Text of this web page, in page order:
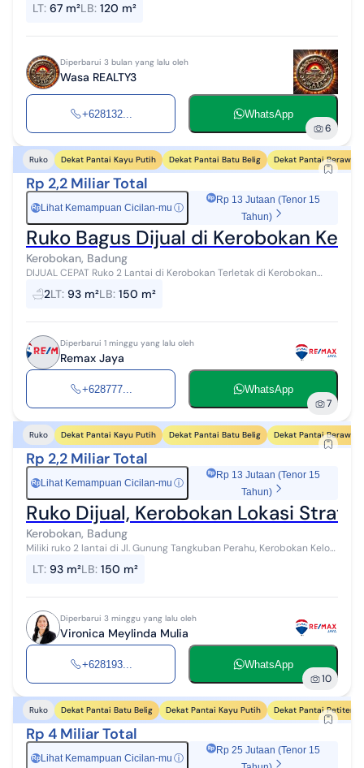
tanah 67M² Luas bangunan 120M�...
LT: 67 m²LB: 120 m²
Diperbarui 3 bulan yang lalu oleh
Wasa REALTY3
+628132... WhatsApp
6
Ruko Dekat Pantai Kayu Putih Dekat Pantai Batu Belig Dekat Pantai Berawa
Rp 2,2 Miliar Total
Rp Lihat Kemampuan Cicilan-mu ⓘ
Rp 13 Jutaan (Tenor 15
Tahun)
Ruko Bagus Dijual di Kerobokan
Kerobokan, Badung
DIJUAL CEPAT Ruko 2 Lantai di Kerobokan Terletak di Kerobokan
Kelod, Kecamatan Kuta Utara, Kabupaten Badung. Spesifikasi Luas
Tanah: 93 m² Luas...
2LT: 93 m²LB: 150 m²
Diperbarui 1 minggu yang lalu oleh
Remax Jaya
+628777... WhatsApp
7
Ruko Dekat Pantai Kayu Putih Dekat Pantai Batu Belig Dekat Pantai Berawa
Rp 2,2 Miliar Total
Rp Lihat Kemampuan Cicilan-mu ⓘ
Rp 13 Jutaan (Tenor 15
Tahun)
Ruko Dijual, Kerobokan Lokasi
Kerobokan, Badung
Miliki ruko 2 lantai di Jl. Gunung Tangkuban Perahu, Kerobokan Kelod,
berbagai fasilitas umum d...
LT: 93 m²LB: 150 m²
Diperbarui 3 minggu yang lalu oleh
Vironica Meylinda Mulia
+628193... WhatsApp
10
Ruko Dekat Pantai Batu Belig Dekat Pantai Kayu Putih Dekat Pantai
Rp 4 Miliar Total
Rp Lihat Kemampuan Cicilan-mu ⓘ
Rp 25 Jutaan (Tenor 15